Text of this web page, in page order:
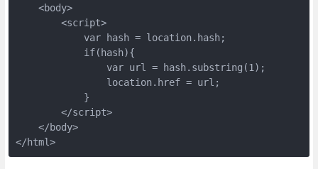
    <body>
        <script>
            var hash = location.hash;
            if(hash){
                var url = hash.substring(1);
                location.href = url;
            }
        </script>
    </body>
</html>